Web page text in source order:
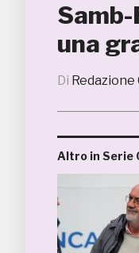
Samb-
una
Di Redazione
Altro in Serie